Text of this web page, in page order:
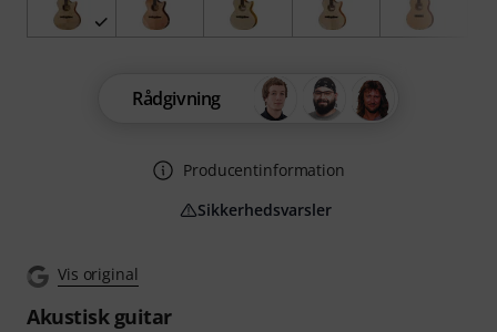
Vis original
Akustisk guitar
Rådgivning
Producentinformation
Sikkerhedsvarsler